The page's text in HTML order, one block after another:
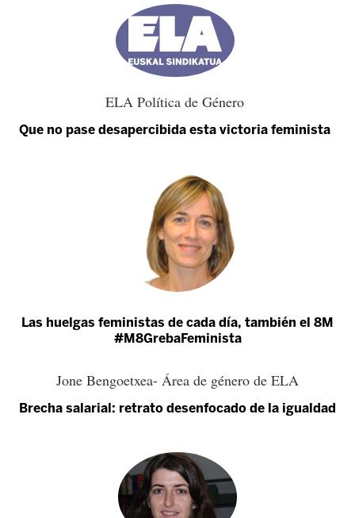
ELA Política de Género
Que no pase desapercibida esta victoria feminista
Las huelgas feministas de cada día, también el 8M
#M8GrebaFeminista
Jone Bengoetxea- Área de género de ELA
Brecha salarial: retrato desenfocado de la igualdad